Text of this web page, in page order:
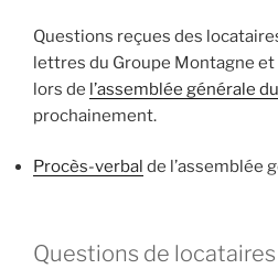
Questions reçues des
lettres du Groupe Montagne
lors de l’assemblée générale
prochainement.
Procès-verbal de l’assemblée
Questions de